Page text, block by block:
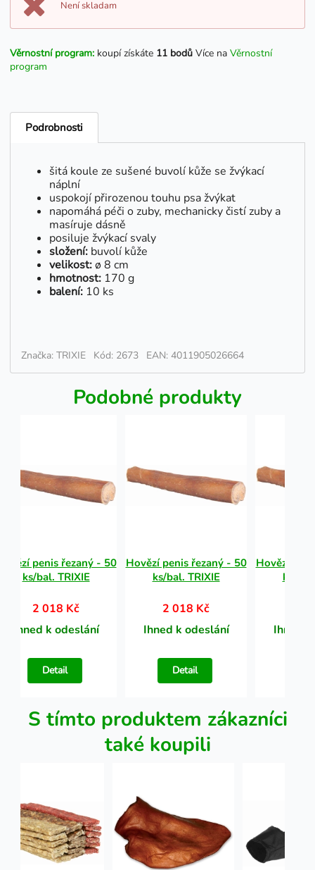
Není skladam
Věrnostní program: koupí získáte 11 bodů Více na Věrnostní
program
Podrobnosti
šitá koule ze sušené buvolí kůže se žvýkací
náplní
uspokojí přirozenou touhu psa žvýkat
napomáhá péči o zuby, mechanicky čistí zuby a
masíruje dásně
posiluje žvýkací svaly
složení: buvolí kůže
velikost:ø 8 cm
hmotnost: 170 g
balení: 10 ks
Značka: TRIXIE Kód: 2673 EAN: 4011905026664
Podobné produkty
penis řezaný - 50
ks/bal. TRIXIE
2 018 Kč
Ihned k odeslání
Detail
Hovězí penis řezaný - 50
ks/bal. TRIXIE
2 018 Kč
Ihned k odeslání
Detail
Hovězí
ks/
Ihned
S tímto produktem zákazníci
také koupili